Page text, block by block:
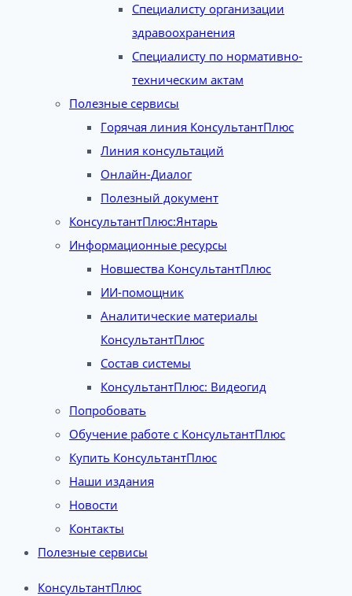
Специалисту организации
здравоохранения
Специалисту по нормативно-
техническим актам
Полезные сервисы
Горячая линия КонсультантПлюс
Линия консультаций
Онлайн-Диалог
Полезный документ
КонсультантПлюс:Янтарь
Информационные ресурсы
Новшества КонсультантПлюс
ИИ-помощник
Аналитические материалы
КонсультантПлюс
Состав системы
КонсультантПлюс: Видеогид
Попробовать
Обучение работе с КонсультантПлюс
Купить КонсультантПлюс
Наши издания
Новости
Контакты
Полезные сервисы
КонсультантПлюс